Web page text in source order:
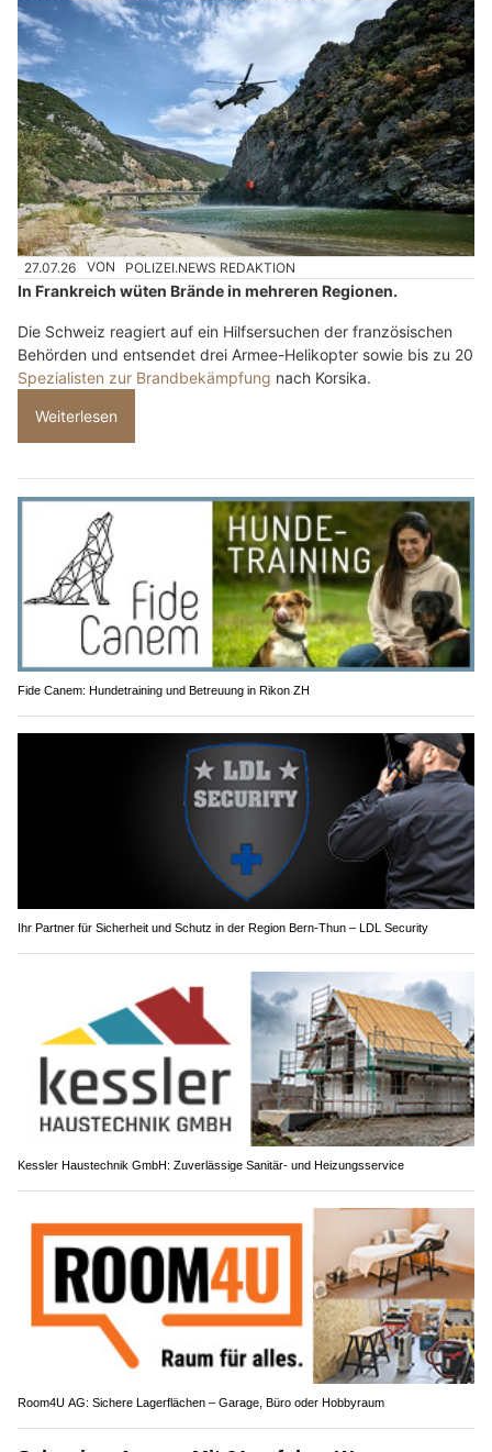
27.07.26 VON POLIZEI.NEWS REDAKTION
In Frankreich wüten Brände in mehreren Regionen.
Die Schweiz reagiert auf ein Hilfsersuchen der französischen
Behörden und entsendet drei Armee-Helikopter sowie bis zu 20
Spezialisten zur Brandbekämpfung nach Korsika.
Weiterlesen
Fide Canem: Hundetraining und Betreuung in Rikon ZH
Ihr Partner für Sicherheit und Schutz in der Region Bern-Thun – LDL Security
Kessler Haustechnik GmbH: Zuverlässige Sanitär- und Heizungsservice
Room4U AG: Sichere Lagerflächen – Garage, Büro oder Hobbyraum